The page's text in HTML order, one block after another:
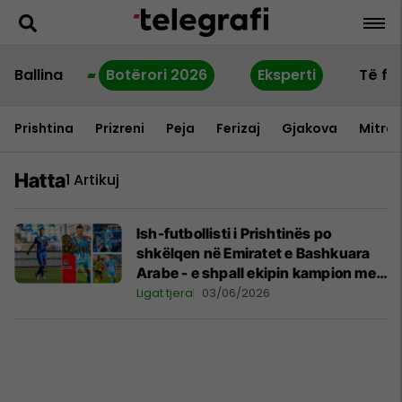
Ballina Botërori 2026 Eksperti Të
Prishtina Prizreni Peja Ferizaj Gjakova
Hatta1 Artikuj
Ish-futbollisti i Prishtinës po
shkëlqen në Emiratet e Bashkuara
Arabe - e shpall ekipin kampion me
golat dhe asistimet e tij
Ligat tjera 03/06/2026